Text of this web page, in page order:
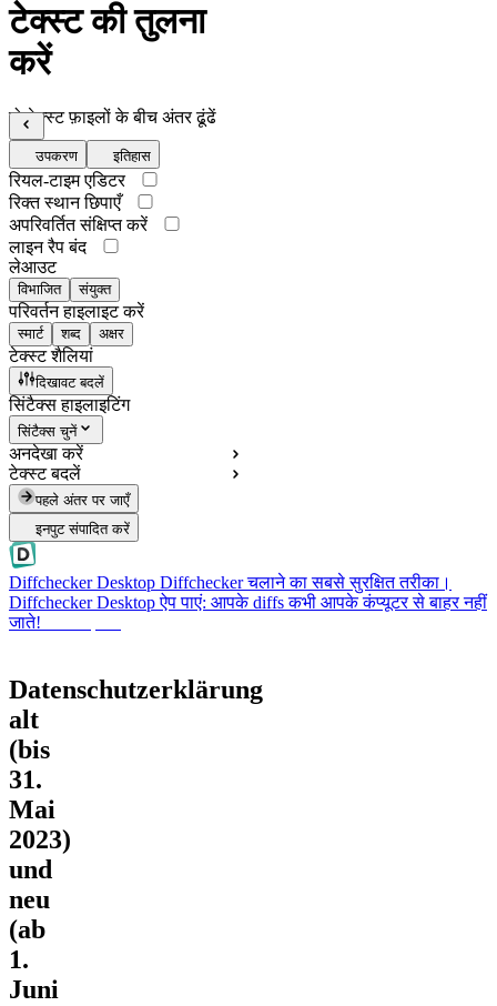
टेक्स्ट की तुलना
करें
दो टेक्स्ट फ़ाइलों के बीच अंतर ढूंढें
उपकरण इतिहास
रियल-टाइम एडिटर
रिक्त स्थान छिपाएँ
अपरिवर्तित संक्षिप्त करें
लाइन रैप बंद
लेआउट
विभाजित संयुक्त
परिवर्तन हाइलाइट करें
स्मार्ट शब्द अक्षर
टेक्स्ट शैलियां
दिखावट बदलें
सिंटैक्स हाइलाइटिंग
सिंटैक्स चुनें
अनदेखा करें
टेक्स्ट बदलें
पहले अंतर पर जाएँ
इनपुट संपादित करें
Diffchecker Desktop Diffchecker चलाने का सबसे सुरक्षित तरीका।
Diffchecker Desktop ऐप पाएं: आपके diffs कभी आपके कंप्यूटर से बाहर नहीं
जाते!
Datenschutzerklärung
alt
(bis
31.
Mai
2023)
und
neu
(ab
1.
Juni